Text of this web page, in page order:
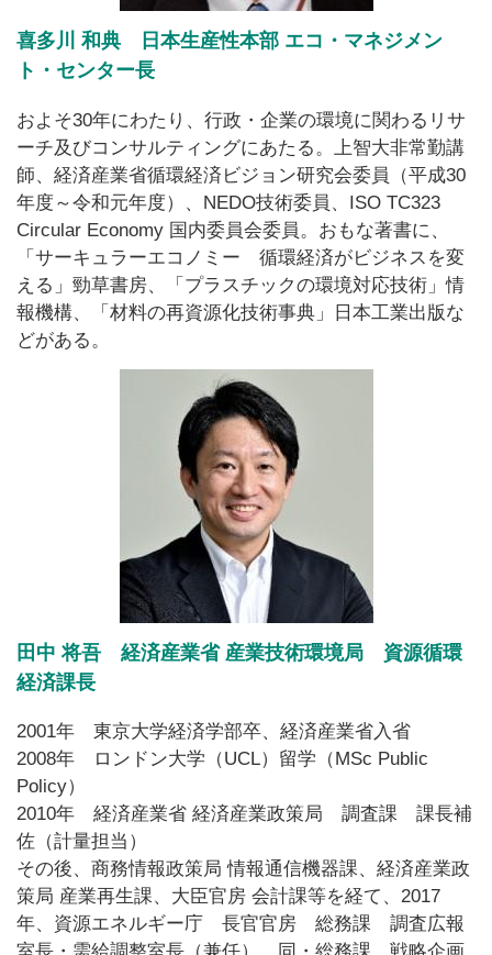
喜多川 和典 日本生産性本部 エコ・マネジメン
ト・センター長
およそ30年にわたり、行政・企業の環境に関わるリサ
ーチ及びコンサルティングにあたる。上智大非常勤講
師、経済産業省循環経済ビジョン研究会委員（平成30
年度～令和元年度）、NEDO技術委員、ISO TC323
Circular Economy 国内委員会委員。おもな著書に、
「サーキュラーエコノミー 循環経済がビジネスを変
える」勁草書房、「プラスチックの環境対応技術」情
報機構、「材料の再資源化技術事典」日本工業出版な
どがある。
田中 将吾 経済産業省 産業技術環境局 資源循環
経済課長
2001年 東京大学経済学部卒、経済産業省入省
2008年 ロンドン大学（UCL）留学（MSc Public
Policy）
2010年 経済産業省 経済産業政策局 調査課 課長補
佐（計量担当）
その後、商務情報政策局 情報通信機器課、経済産業政
策局 産業再生課、大臣官房 会計課等を経て、2017
年、資源エネルギー庁 長官官房 総務課 調査広報